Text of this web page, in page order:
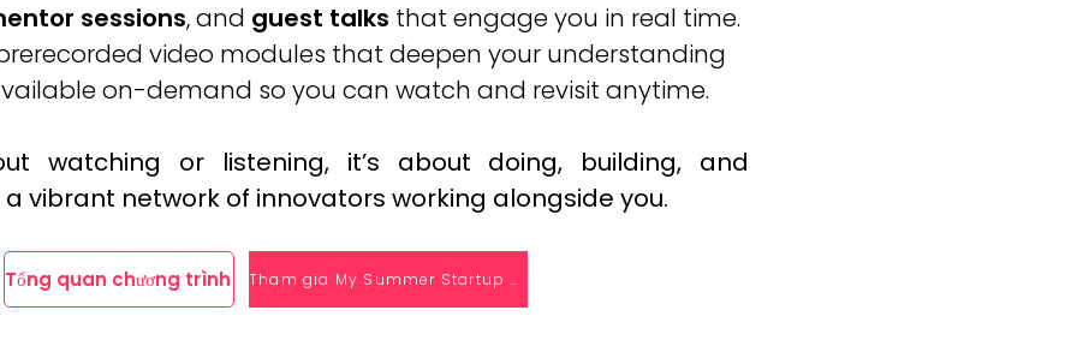
sessions, and guest talks that engage you in real time.
video modules that deepen your understanding
on-demand so you can watch and revisit anytime.
watching or listening, it’s about doing, building, and
vibrant network of innovators working alongside you.
Tổng quan chương trình Tham gia My Summer Startup ngay!